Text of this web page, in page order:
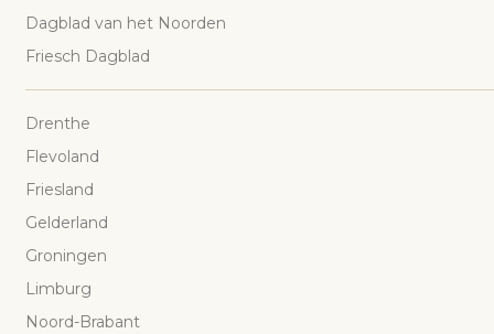
Dagblad van het Noorden
Friesch Dagblad
Drenthe
Flevoland
Friesland
Gelderland
Groningen
Limburg
Noord-Brabant